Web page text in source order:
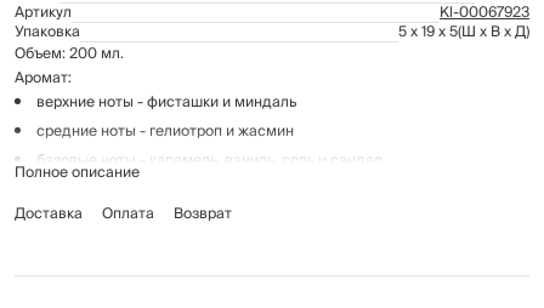
Артикул Kl-00067923
Упаковка 5 x 19 x 5(Ш x В x Д)
Объем: 200 мл.
Аромат:
верхние ноты - фисташки и миндаль
средние ноты - гелиотроп и жасмин
базовые ноты - карамель, ваниль, соль и сандал
Шиммер активно увлажняет и питает сухую кожу, оставляя после себя
Полное описание
Доставка
Оплата Возврат